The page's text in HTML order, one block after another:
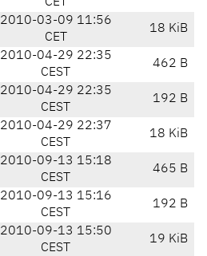
2010-03-09 11:56
CET
18 KiB
2010-04-29 22:35
CEST
462 B
2010-04-29 22:35
CEST
192 B
2010-04-29 22:37
CEST
18 KiB
2010-09-13 15:18
CEST
465 B
2010-09-13 15:16
CEST
192 B
2010-09-13 15:50
CEST
19 KiB